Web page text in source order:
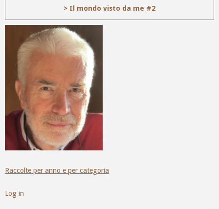
> Il mondo visto da me #2
Raccolte per anno e per categoria
Log in